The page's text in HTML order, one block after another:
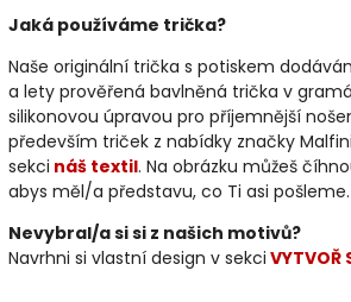
Jaká používáme trička?
Naše originální trička s potiskem
a lety prověřená bavlněná trička v
silikonovou úpravou pro příjemnější
především triček z nabídky značky
sekci náš textil. Na obrázku můžeš
abys měl/a představu, co Ti asi pošleme.
Nevybral/a si si z našich motivů?
Navrhni si vlastní design v sekci VYTVOŘ